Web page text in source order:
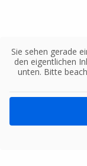
Sie sehen gerade
den eigentlichen
unten. Bitte